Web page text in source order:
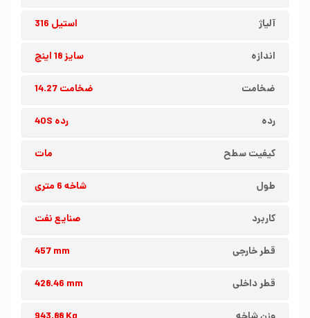
آلیاژ استیل 316
اندازه سایز 18 اینچ
ضخامت ضخامت 14.27
رده رده 40S
کیفیت سطح مات
طول شاخه 6 متری
کاربرد صنایع نفت
قطر خارجی 457 mm
قطر داخلی 428.46 mm